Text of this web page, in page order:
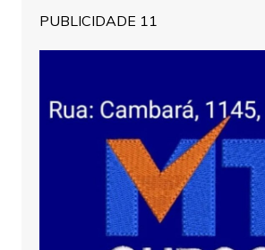
PUBLICIDADE 11